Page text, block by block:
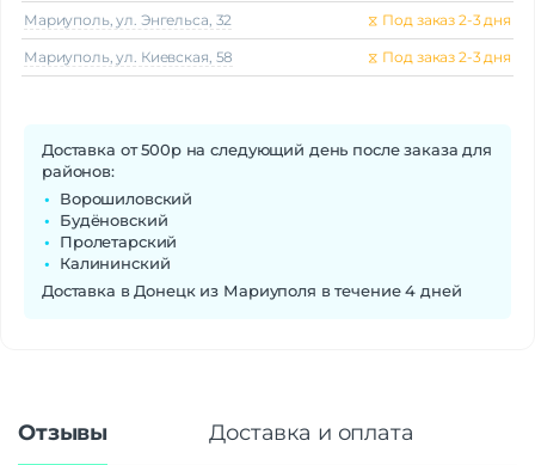
Мариуполь, ул. Энгельса, 32 ⧖ Под заказ 2-3 дня
Мариуполь, ул. Киевская, 58 ⧖ Под заказ 2-3 дня
Доставка от 500р на следующий день после заказа для
районов:
Ворошиловский
Будёновский
Пролетарский
Калининский
Доставка в Донецк из Мариуполя в течение 4 дней
Отзывы Доставка и оплата